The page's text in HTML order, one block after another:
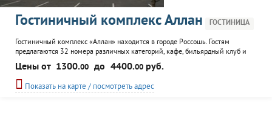
Гостиничный комплекс Аллан ГОСТИНИЦА
Гостиничный комплекс «Аллан» находится в городе Россошь. Гостям
предлагаются 32 номера различных категорий, кафе, бильярдный клуб и
две русские бани.
Цены от 1300.00 до 4400.00 руб.
Показать на карте / посмотреть адрес